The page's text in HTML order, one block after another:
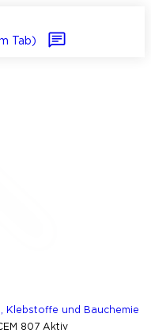
Tab)
Klebstoffe und Bauchemie
807 Aktiv